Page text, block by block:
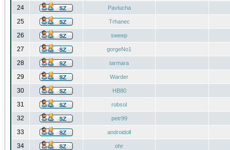
24 Pavlucha
25 Trhanec
26 sweep
27 gorgeNo1
28 tarmara
29 Warder
30 HB80
31 robsol
32 petr99
33 androidoll
34 ohr